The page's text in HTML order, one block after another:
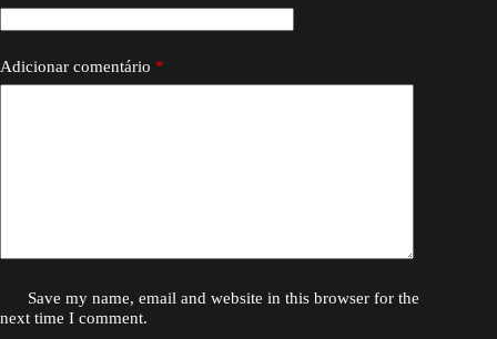
Adicionar comentário *
Save my name, email and website in this browser for the
next time I comment.